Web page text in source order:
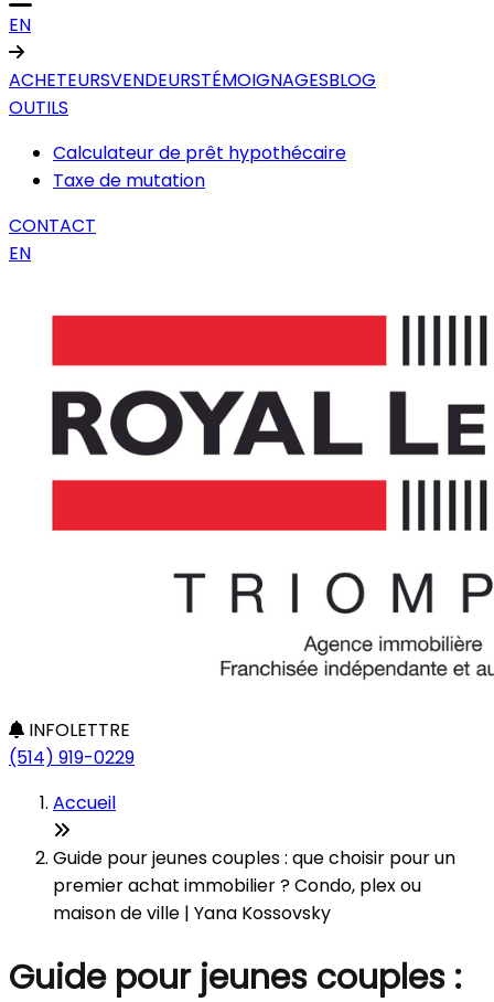
EN
ACHETEURSVENDEURSTÉMOIGNAGESBLOG
OUTILS
Calculateur de prêt hypothécaire
Taxe de mutation
CONTACT
EN
INFOLETTRE
(514) 919-0229
Accueil
Guide pour jeunes couples : que choisir pour un
premier achat immobilier ? Condo, plex ou
maison de ville | Yana Kossovsky
Guide pour jeunes couples :